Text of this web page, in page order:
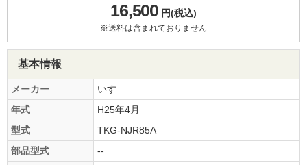
16,500円(税込)
※送料は含まれておりません
基本情報
メーカー
いすゞ
年式
H25年4月
型式
TKG-NJR85A
部品型式
--